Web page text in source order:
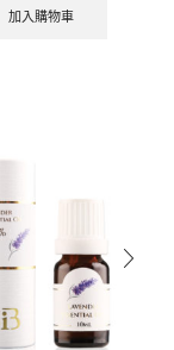
加入購物車